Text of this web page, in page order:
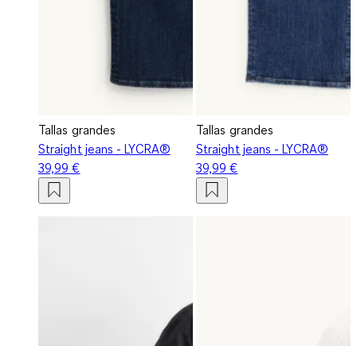
Tallas grandes
Straight jeans - LYCRA®
39,99 €
Tallas grandes
Straight jeans - LYCRA®
39,99 €